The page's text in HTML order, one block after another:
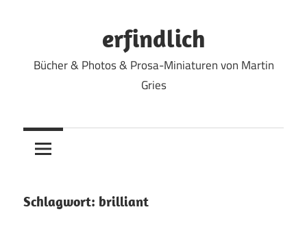
erfindlich
Bücher & Photos & Prosa-Miniaturen von Martin
Gries
Schlagwort: brilliant